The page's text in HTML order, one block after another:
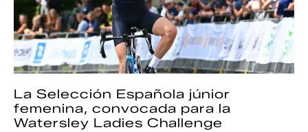
La Selección Española júnior
femenina, convocada para la
Watersley Ladies Challenge